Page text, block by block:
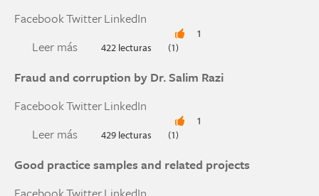
FacebookTwitterLinkedIn
Leer más sobre Ethical publishing and avoiding
422 lecturas
1
(1)
Fraud and corruption by Dr. Salim Razi
FacebookTwitterLinkedIn
Leer más sobre Fraud and corruption by Dr. Salim Razi
429 lecturas
1
(1)
Good practice samples and related projects